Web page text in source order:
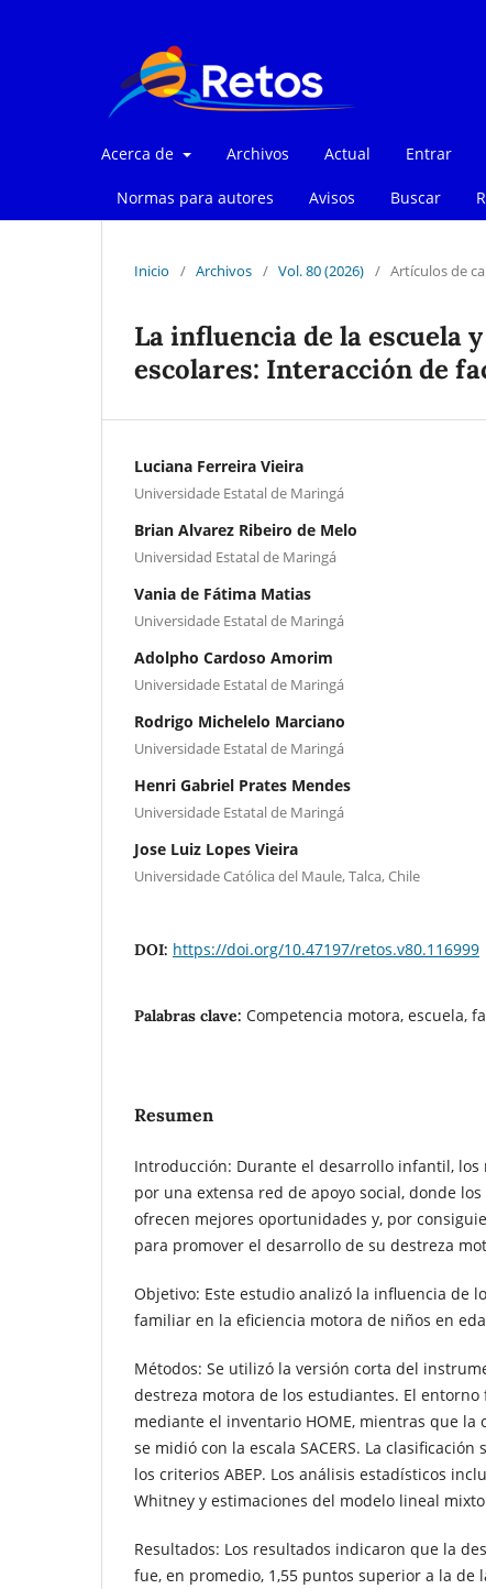
Acerca de Archivos Actual Entrar
Normas para autores Avisos Buscar
Inicio / Archivos / Vol. 80 (2026) / Artículos de
La influencia de la escuela
escolares: Interacción de
Luciana Ferreira Vieira
Universidade Estatal de Maringá
Brian Alvarez Ribeiro de Melo
Universidad Estatal de Maringá
Vania de Fátima Matias
Universidade Estatal de Maringá
Adolpho Cardoso Amorim
Universidade Estatal de Maringá
Rodrigo Michelelo Marciano
Universidade Estatal de Maringá
Henri Gabriel Prates Mendes
Universidade Estatal de Maringá
Jose Luiz Lopes Vieira
Universidade Católica del Maule, Talca, Chile
DOI: https://doi.org/10.47197/retos.v80.116999
Palabras clave: Competencia motora, escuela,
Resumen
Introducción: Durante el desarrollo infantil, los
por una extensa red de apoyo social, donde
ofrecen mejores oportunidades y, por
para promover el desarrollo de su destreza
Objetivo: Este estudio analizó la influencia de
familiar en la eficiencia motora de niños en
Métodos: Se utilizó la versión corta del
destreza motora de los estudiantes. El
mediante el inventario HOME, mientras que la
se midió con la escala SACERS. La clasificación
los criterios ABEP. Los análisis estadísticos
Whitney y estimaciones del modelo lineal
Resultados: Los resultados indicaron que la
fue, en promedio, 1,55 puntos superior a la de